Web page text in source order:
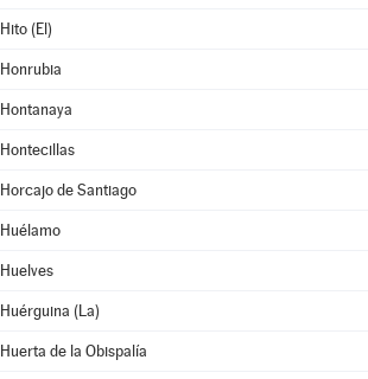
Hito (El)
Honrubia
Hontanaya
Hontecillas
Horcajo de Santiago
Huélamo
Huelves
Huérguina (La)
Huerta de la Obispalía